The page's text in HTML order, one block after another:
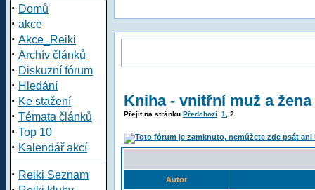
· Domů
· akce
· Akce_Reiki
· Archív článků
· Diskuzní fórum
· Hledání
· Ke stažení
· Témata článků
· Top 10
· Kalendář akcí
· Reiki Seznam
Kniha - vnitřní muž a žena
Přejít na stránku Předchozí 1 2
Autor